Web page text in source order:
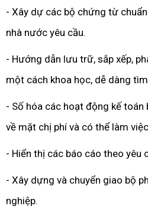
- Xây dự các bộ chứng từ
nhà nước yêu cầu.
- Hướng dẫn lưu trữ, sắp xếp,
một cách khoa học, dễ dàng
- Số hóa các hoạt động kế toán
về mặt chị phí và có thể làm
- Hiển thị các báo cáo theo yêu
- Xây dựng và chuyển giao bộ
nghiệp.